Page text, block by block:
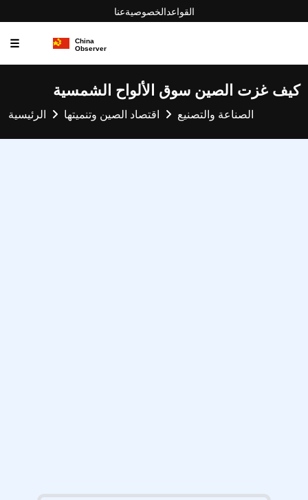
عناالخصوصيةالقواعد
☰
كيف غزت الصين سوق الألواح الشمسية
الرئيسية اقتصاد الصين وتنميتها الصناعة والتصنيع